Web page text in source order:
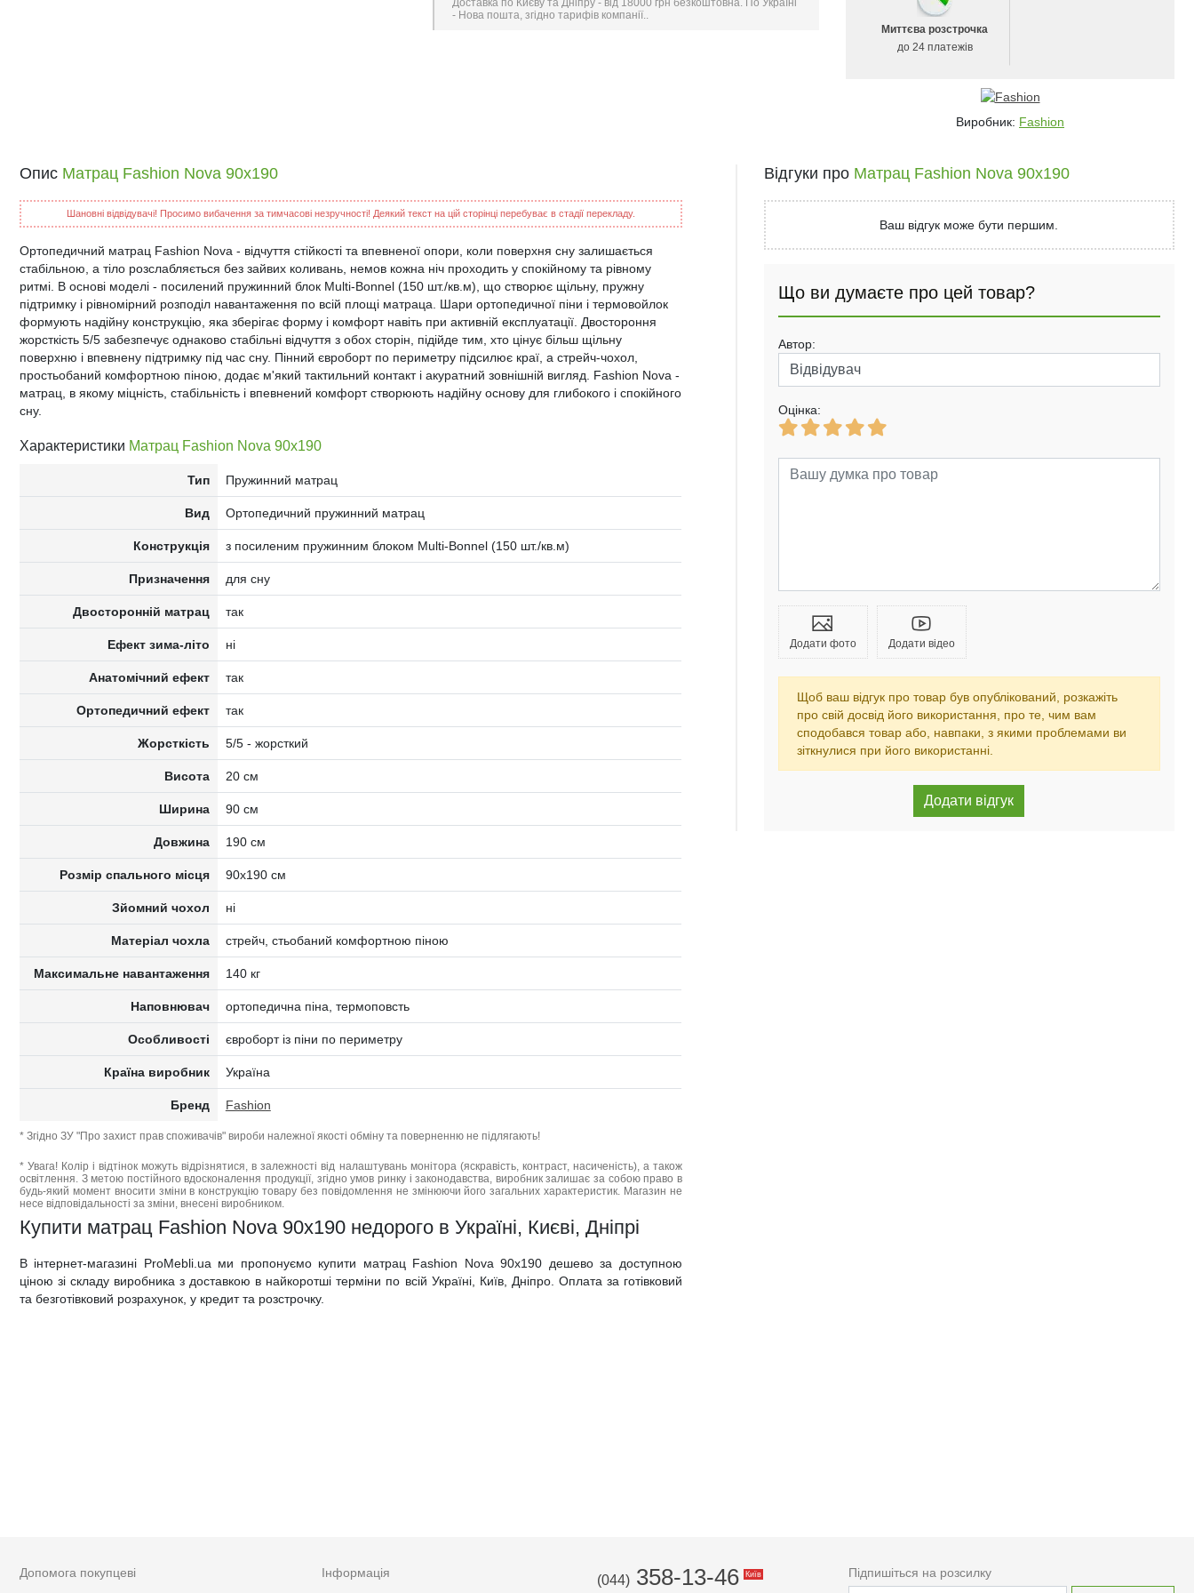
Доставка по Києву та Дніпру - від 18000 грн безкоштовна. По Україні
- Нова пошта, згідно тарифів компанії..
Миттєва розстрочка
до 24 платежів
Виробник: Fashion
Опис Матрац Fashion Nova 90x190
Шановні відвідувачі! Просимо вибачення за тимчасові незручності! Деякий текст на цій сторінці перебуває в стадії перекладу.
Ортопедичний матрац Fashion Nova - відчуття стійкості та впевненої опори, коли поверхня сну залишається
стабільною, а тіло розслабляється без зайвих коливань, немов кожна ніч проходить у спокійному та рівному
ритмі. В основі моделі - посилений пружинний блок Multi-Bonnel (150 шт./кв.м), що створює щільну, пружну
підтримку і рівномірний розподіл навантаження по всій площі матраца. Шари ортопедичної піни і термовойлок
формують надійну конструкцію, яка зберігає форму і комфорт навіть при активній експлуатації. Двостороння
жорсткість 5/5 забезпечує однаково стабільні відчуття з обох сторін, підійде тим, хто цінує більш щільну
поверхню і впевнену підтримку під час сну. Пінний євроборт по периметру підсилює краї, а стрейч-чохол,
простьобаний комфортною піною, додає м'який тактильний контакт і акуратний зовнішній вигляд. Fashion Nova -
матрац, в якому міцність, стабільність і впевнений комфорт створюють надійну основу для глибокого і спокійного
сну.
Характеристики Матрац Fashion Nova 90x190
Тип Пружинний матрац
Вид Ортопедичний пружинний матрац
Конструкція з посиленим пружинним блоком Multi-Bonnel (150 шт./кв.м)
Призначення для сну
Двосторонній матрац так
Ефект зима-літо ні
Анатомічний ефект так
Ортопедичний ефект так
Жорсткість 5/5 - жорсткий
Висота 20 см
Ширина 90 см
Довжина 190 см
Розмір спального місця 90x190 см
Зйомний чохол ні
Матеріал чохла стрейч, стьобаний комфортною піною
Максимальне навантаження 140 кг
Наповнювач ортопедична піна, термоповсть
Особливості євроборт із піни по периметру
Країна виробник Україна
Бренд Fashion
* Згідно ЗУ "Про захист прав споживачів" вироби належної якості обміну та поверненню не підлягають!
* Увага! Колір і відтінок можуть відрізнятися, в залежності від налаштувань монітора (яскравість, контраст, насиченість), а також
освітлення. З метою постійного вдосконалення продукції, згідно умов ринку і законодавства, виробник залишає за собою право в
будь-який момент вносити зміни в конструкцію товару без повідомлення не змінюючи його загальних характеристик. Магазин не
несе відповідальності за зміни, внесені виробником.
Купити матрац Fashion Nova 90x190 недорого в Україні, Києві, Дніпрі
В інтернет-магазині ProMebli.ua ми пропонуємо купити матрац Fashion Nova 90x190 дешево за доступною
ціною зі складу виробника з доставкою в найкоротші терміни по всій Україні, Київ, Дніпро. Оплата за готівковий
та безготівковий розрахунок, у кредит та розстрочку.
Відгуки про Матрац Fashion Nova 90x190
Ваш відгук може бути першим.
Що ви думаєте про цей товар?
Автор:
Оцінка:
Додати фото Додати відео
Щоб ваш відгук про товар був опублікований, розкажіть
про свій досвід його використання, про те, чим вам
сподобався товар або, навпаки, з якими проблемами ви
зіткнулися при його використанні.
Допомога покупцеві
Інформація
(044) 358-13-46 Київ Підпишіться на розсилку